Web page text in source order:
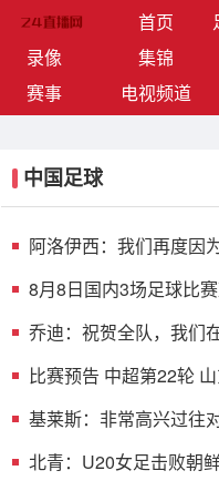
首页
录像
集锦
赛事
电视频道
中国足球
阿洛伊西：我们再度因
8月8日国内3场足球比
乔迪：祝贺全队，我们
比赛预告 中超第22轮
基莱斯：非常高兴过往
北青：U20女足击败朝